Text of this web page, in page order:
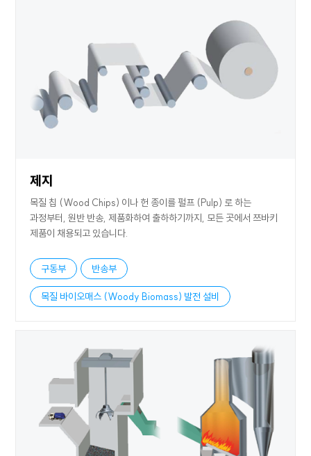
제지
목질 칩 (Wood Chips) 이나 헌 종이를 펄프 (Pulp) 로 하는
과정부터, 원반 반송, 제품화하여 출하하기까지, 모든 곳에서 쯔바키
제품이 채용되고 있습니다.
구동부 반송부
목질 바이오매스 (Woody Biomass) 발전 설비